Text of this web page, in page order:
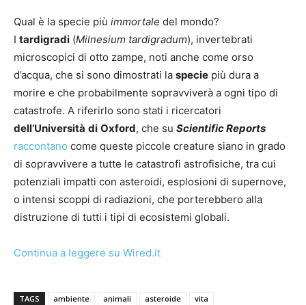
Qual è la specie più immortale del mondo?
I tardigradi (Milnesium tardigradum), invertebrati
microscopici di otto zampe, noti anche come orso
d’acqua, che si sono dimostrati la specie più dura a
morire e che probabilmente sopravviverà a ogni tipo di
catastrofe. A riferirlo sono stati i ricercatori
dell’Università di Oxford, che su Scientific Reports
raccontano come queste piccole creature siano in grado
di sopravvivere a tutte le catastrofi astrofisiche, tra cui
potenziali impatti con asteroidi, esplosioni di supernove,
o intensi scoppi di radiazioni, che porterebbero alla
distruzione di tutti i tipi di ecosistemi globali.
Continua a leggere su Wired.it
TAGS ambiente animali asteroide vita